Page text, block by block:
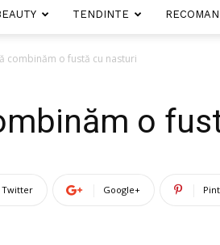
TENDINTE
combinăm o fustă cu nasturi
o
Twitter Google+